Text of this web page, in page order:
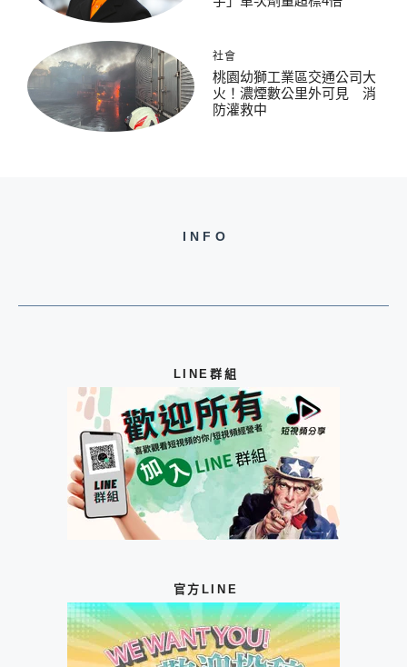
社會
桃園幼獅工業區交通公司大
火！濃煙數公里外可見 消
防灌救中
INFO
LINE群組
官方LINE